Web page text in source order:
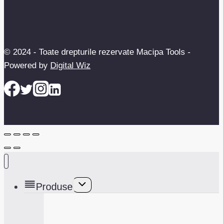
© 2024 - Toate drepturile rezervate Macipa Tools -
Powered by Digital Wiz
Produse
Toggle